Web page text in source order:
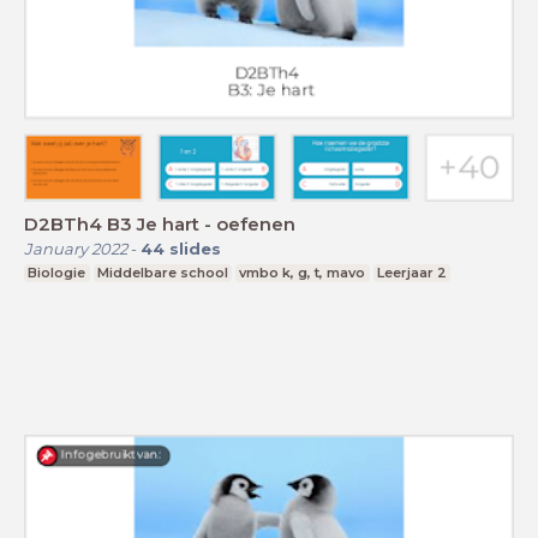
D2BTh4 B3 Je hart - oefenen
January 2022- 44 slides
Biologie Middelbare school vmbo k, g, t, mavo Leerjaar 2